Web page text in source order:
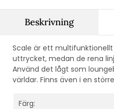
Beskrivning
Scale är ett
uttrycket, medan de rena
Använd det lågt som
världar. Finns även i en
Färg: